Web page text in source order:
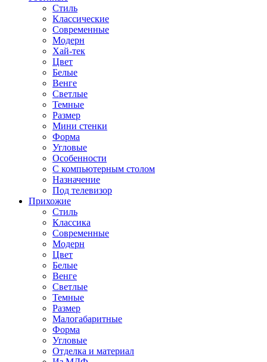
Стиль
Классические
Современные
Модерн
Хай-тек
Цвет
Белые
Венге
Светлые
Темные
Размер
Мини стенки
Форма
Угловые
Особенности
С компьютерным столом
Назначение
Под телевизор
Прихожие
Стиль
Классика
Современные
Модерн
Цвет
Белые
Венге
Светлые
Темные
Размер
Малогабаритные
Форма
Угловые
Отделка и материал